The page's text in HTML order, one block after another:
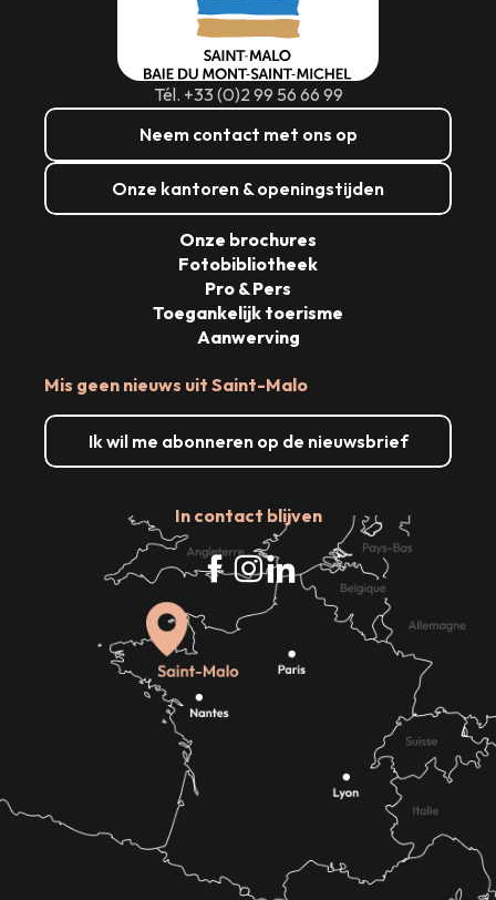
Tél. +33 (0)2 99 56 66 99
Neem contact met ons op
Onze kantoren & openingstijden
Mis geen nieuws uit Saint-Malo
Ik wil me abonneren op de nieuwsbrief
In contact blijven
Onze brochures
Fotobibliotheek
Pro & Pers
Toegankelijk toerisme
Aanwerving